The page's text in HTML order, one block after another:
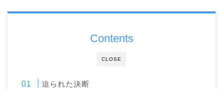
CLOSE
Contents
迫られた決断